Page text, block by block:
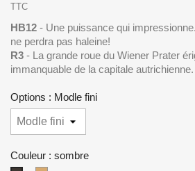
TTC
HB12 - Une puissance qui
ne perdra pas haleine!
R3 - La grande roue du Wiener Prater
immanquable de la capitale autrichienne.
Options : Modle fini
Couleur : sombre